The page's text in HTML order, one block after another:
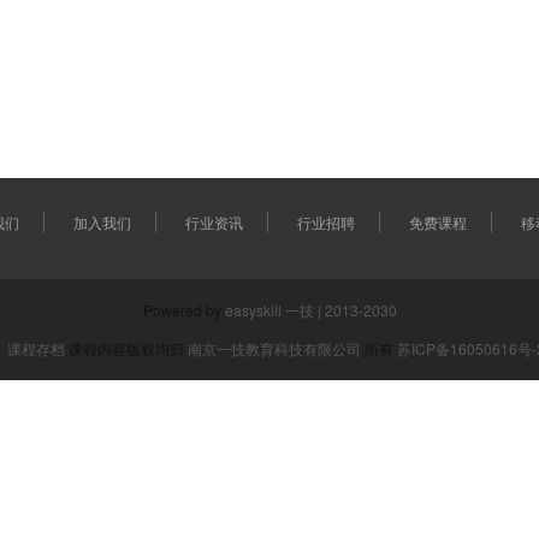
们 加入我们 行业资讯 行业招聘 免费课程 移
easyskill 一技 | 2013-2030
课程存档
南京一技教育科技有限公司 苏ICP备16050616号-